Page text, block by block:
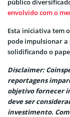
público
envolvido com o
Esta iniciativa tem
pode impulsionar a
solidificando o
Disclaimer:
reportagens
objetivo fornecer
deve ser
investimento.